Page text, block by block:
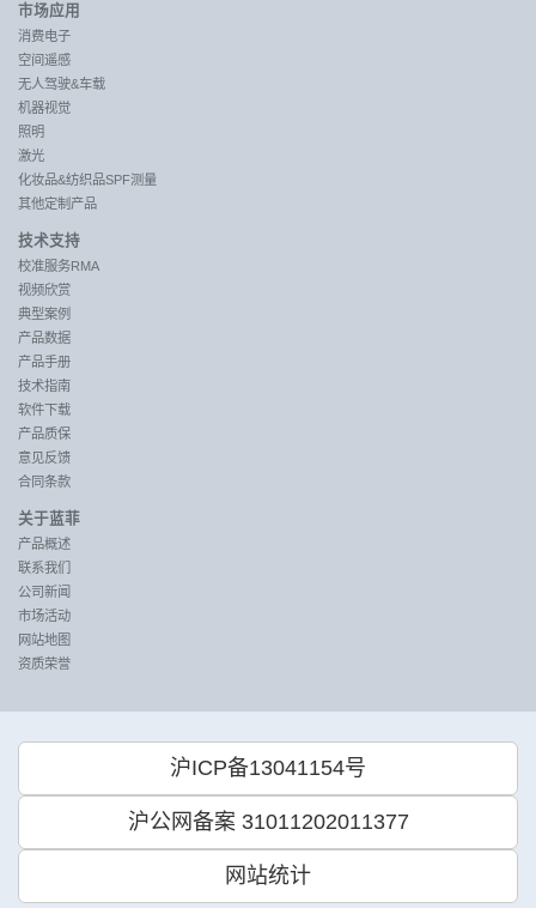
市场应用
消费电子
空间遥感
无人驾驶&车载
机器视觉
照明
激光
化妆品&纺织品SPF测量
其他定制产品
技术支持
校准服务RMA
视频欣赏
典型案例
产品数据
产品手册
技术指南
软件下载
产品质保
意见反馈
合同条款
关于蓝菲
产品概述
联系我们
公司新闻
市场活动
网站地图
资质荣誉
沪ICP备13041154号
沪公网备案 31011202011377
网站统计